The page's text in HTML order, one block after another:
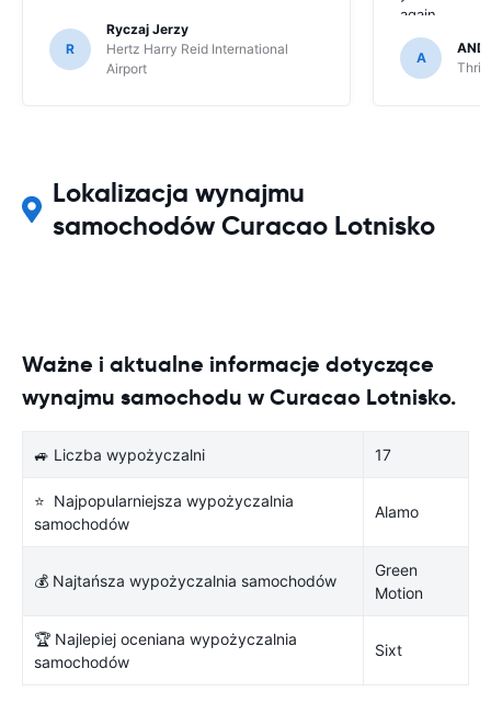
R
Ryczaj Jerzy
Hertz Harry Reid International
Airport
again.
A
Lokalizacja wynajmu
samochodów Curacao Lotnisko
Ważne i aktualne informacje dotyczące
wynajmu samochodu w Curacao Lotnisko.
🚙 Liczba wypożyczalni 17
⭐ Najpopularniejsza wypożyczalnia
samochodów
Alamo
💰 Najtańsza wypożyczalnia samochodów
Green
Motion
🏆 Najlepiej oceniana wypożyczalnia
samochodów
Sixt